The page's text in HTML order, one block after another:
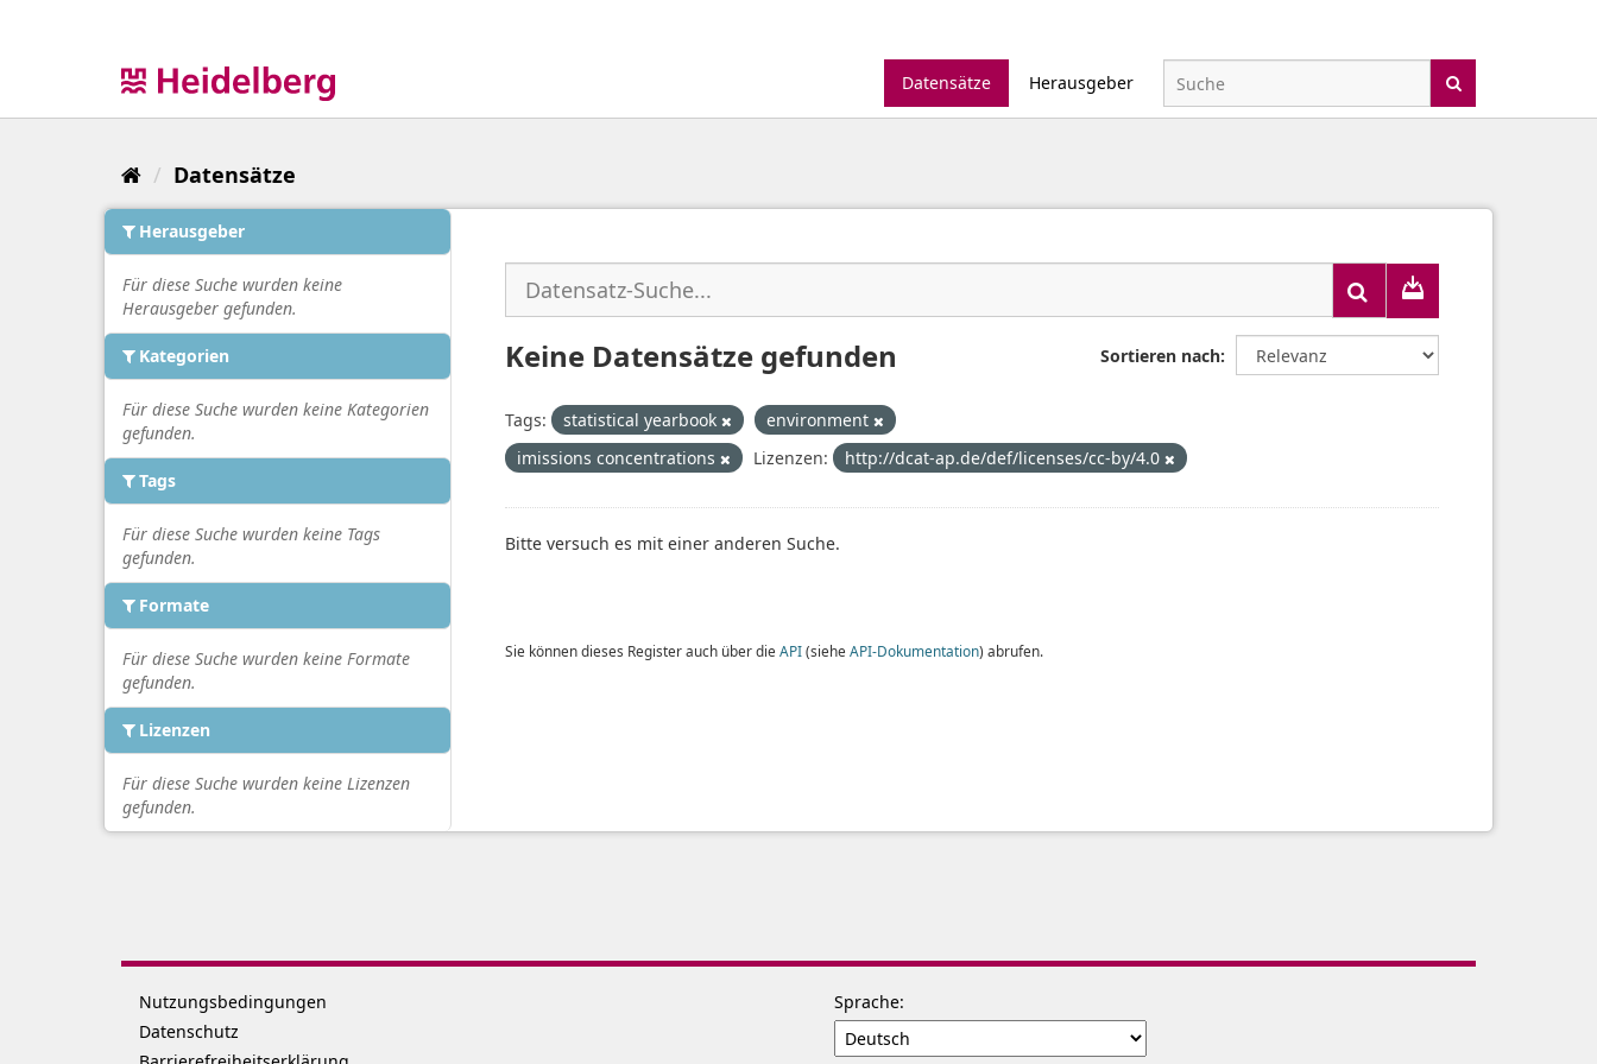
Datensätze
Herausgeber
Datensätze
Herausgeber
Für diese Suche wurden keine
Herausgeber gefunden.
Kategorien
Für diese Suche wurden keine Kategorien
gefunden.
Tags
Für diese Suche wurden keine Tags
gefunden.
Formate
Für diese Suche wurden keine Formate
gefunden.
Lizenzen
Für diese Suche wurden keine Lizenzen
gefunden.
Sortieren nach
Keine Datensätze gefunden
Tags: statistical yearbook
environment
imissions concentrations
Lizenzen: http://dcat-ap.de/def/licenses/cc-by/4.0
Bitte versuch es mit einer anderen Suche.
Sie können dieses Register auch über die API(siehe API-Dokumentation) abrufen.
Nutzungsbedingungen
Datenschutz
Sprache